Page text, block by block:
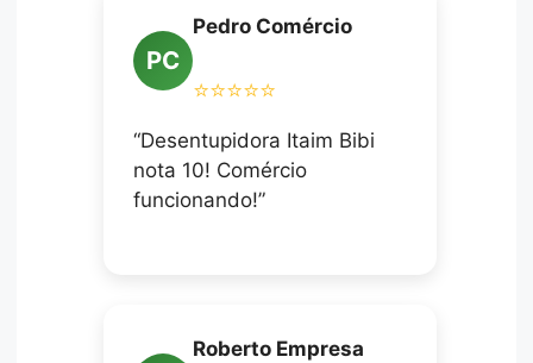
PC
Pedro Comércio
⭐⭐⭐⭐⭐
“Desentupidora Itaim Bibi
nota 10! Comércio
funcionando!”
Roberto Empresa